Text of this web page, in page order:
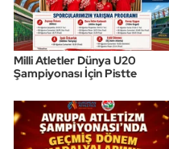
Milli Atletler Dünya U20
Şampiyonası İçin Pistte